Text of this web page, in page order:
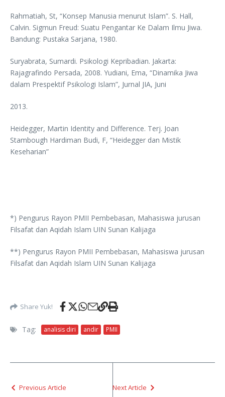
Rahmatiah, St, “Konsep Manusia menurut Islam”. S. Hall,
Calvin. Sigmun Freud: Suatu Pengantar Ke Dalam Ilmu Jiwa.
Bandung: Pustaka Sarjana, 1980.
Suryabrata, Sumardi. Psikologi Kepribadian. Jakarta:
Rajagrafindo Persada, 2008. Yudiani, Ema, “Dinamika Jiwa
dalam Prespektif Psikologi Islam”, Jurnal JIA, Juni
2013.
Heidegger, Martin Identity and Difference. Terj. Joan
Stambough Hardiman Budi, F, “Heidegger dan Mistik
Keseharian”
*) Pengurus Rayon PMII Pembebasan, Mahasiswa jurusan
Filsafat dan Aqidah Islam UIN Sunan Kalijaga
**) Pengurus Rayon PMII Pembebasan, Mahasiswa jurusan
Filsafat dan Aqidah Islam UIN Sunan Kalijaga
Share Yuk!
Tag: analisis diri andir PMII
Previous Article Next Article